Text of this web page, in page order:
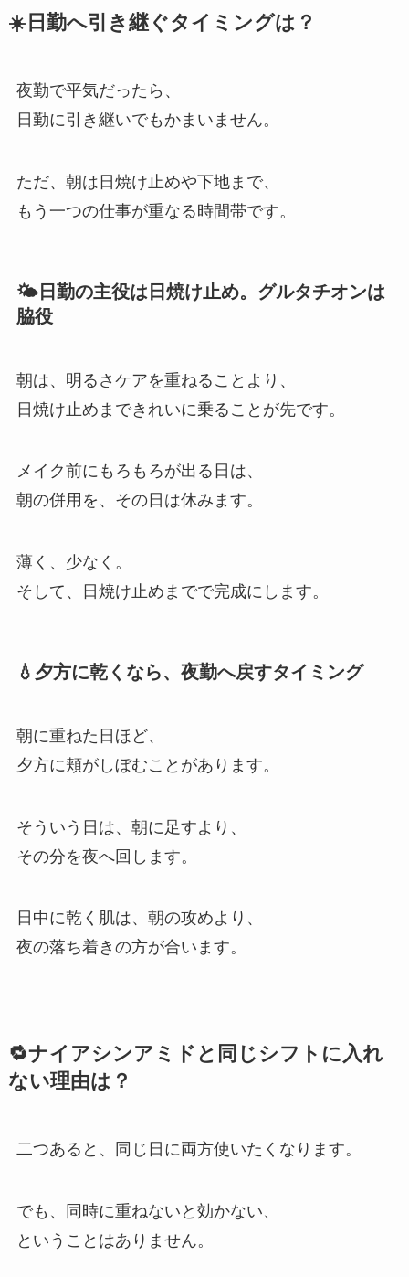
☀️日勤へ引き継ぐタイミングは？
夜勤で平気だったら、
日勤に引き継いでもかまいません。
ただ、朝は日焼け止めや下地まで、
もう一つの仕事が重なる時間帯です。
🌤日勤の主役は日焼け止め。グルタチオンは
脇役
朝は、明るさケアを重ねることより、
日焼け止めまできれいに乗ることが先です。
メイク前にもろもろが出る日は、
朝の併用を、その日は休みます。
薄く、少なく。
そして、日焼け止めまでで完成にします。
💧夕方に乾くなら、夜勤へ戻すタイミング
朝に重ねた日ほど、
夕方に頬がしぼむことがあります。
そういう日は、朝に足すより、
その分を夜へ回します。
日中に乾く肌は、朝の攻めより、
夜の落ち着きの方が合います。
🔁ナイアシンアミドと同じシフトに入れ
ない理由は？
二つあると、同じ日に両方使いたくなります。
でも、同時に重ねないと効かない、
ということはありません。